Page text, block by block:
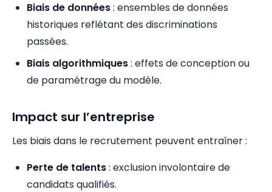
Biais de données: ensembles de données
historiques reflétant des discriminations
passées.
Biais algorithmiques: effets de conception ou
de paramétrage du modèle.
Impact sur l’entreprise
Les biais dans le recrutement peuvent entraîner :
Perte de talents: exclusion involontaire de
candidats qualifiés.